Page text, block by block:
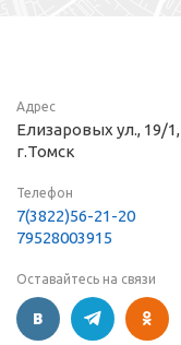
Адрес
Елизаровых ул., 19/1,
г.Томск
Телефон
7(3822)56-21-20
79528003915
Оставайтесь на связи